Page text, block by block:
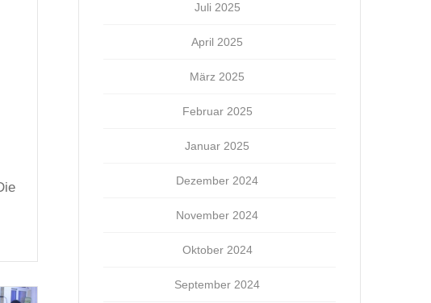
Juli 2025
April 2025
März 2025
Februar 2025
Januar 2025
Dezember 2024
November 2024
Oktober 2024
September 2024